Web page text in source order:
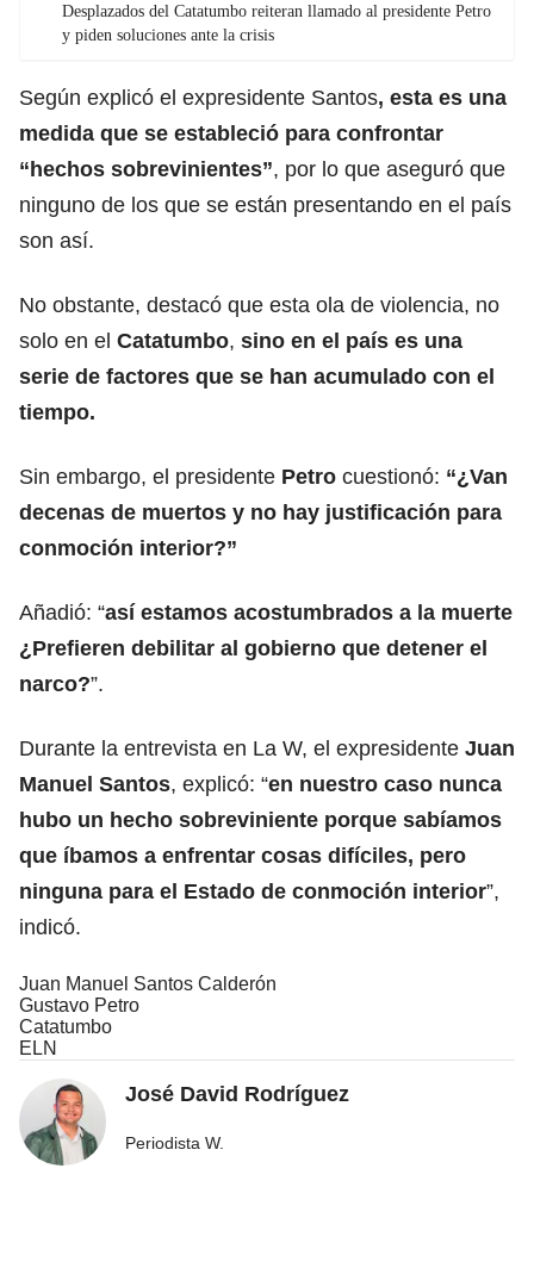
Desplazados del Catatumbo reiteran llamado al presidente Petro
y piden soluciones ante la crisis
Según explicó el expresidente Santos, esta es una
medida que se estableció para confrontar
“hechos sobrevinientes”, por lo que aseguró que
ninguno de los que se están presentando en el país
son así.
No obstante, destacó que esta ola de violencia, no
solo en el Catatumbo, sino en el país es una
serie de factores que se han acumulado con el
tiempo.
Sin embargo, el presidente Petro cuestionó: “¿Van
decenas de muertos y no hay justificación para
conmoción interior?”
Añadió: “así estamos acostumbrados a la muerte
¿Prefieren debilitar al gobierno que detener el
narco?”.
Durante la entrevista en La W, el expresidente Juan
Manuel Santos, explicó: “en nuestro caso nunca
hubo un hecho sobreviniente porque sabíamos
que íbamos a enfrentar cosas difíciles, pero
ninguna para el Estado de conmoción interior”,
indicó.
Juan Manuel Santos Calderón
Gustavo Petro
Catatumbo
ELN
José David Rodríguez
Periodista W.